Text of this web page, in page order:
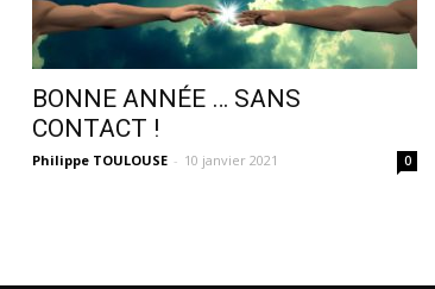
sans-
BONNE ANNÉE … SANS
CONTACT !
Philippe TOULOUSE - 10 janvier 2021 0